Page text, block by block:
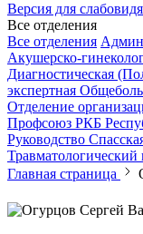
Версия для
Все отделения
Все отделения
Акушерско-
Диагностическая
экспертная
Отделение
Профсоюз РКБ
Руководство
Травматологический
Главная страница